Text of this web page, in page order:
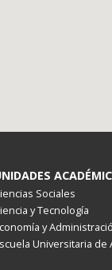
Sociales
y Tecnología
y
Universitaria de